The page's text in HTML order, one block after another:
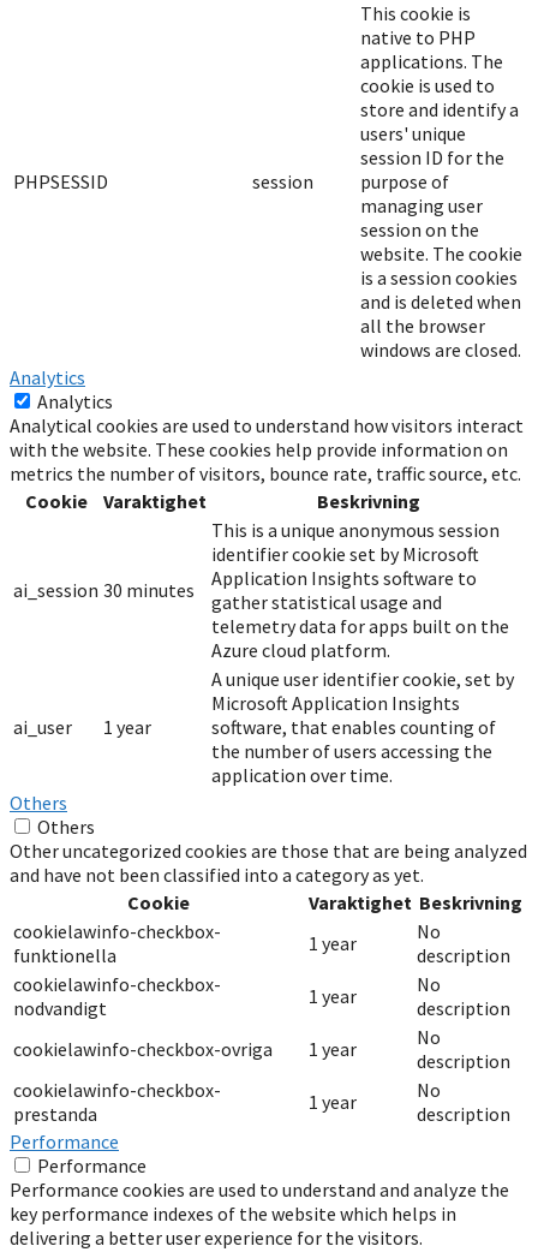
PHPSESSID session
This cookie is
native to PHP
applications. The
cookie is used to
store and identify a
users' unique
session ID for the
purpose of
managing user
session on the
website. The cookie
is a session cookies
and is deleted when
all the browser
windows are closed.
Analytics
Analytics
Analytical cookies are used to understand how visitors interact
with the website. These cookies help provide information on
metrics the number of visitors, bounce rate, traffic source, etc.
Cookie
Varaktighet Beskrivning
ai_session 30 minutes
This is a unique anonymous session
identifier cookie set by Microsoft
Application Insights software to
gather statistical usage and
telemetry data for apps built on the
Azure cloud platform.
ai_user 1 year
A unique user identifier cookie, set by
Microsoft Application Insights
software, that enables counting of
the number of users accessing the
application over time.
Others
Others
Other uncategorized cookies are those that are being analyzed
and have not been classified into a category as yet.
Cookie
Varaktighet Beskrivning
cookielawinfo-checkbox-
funktionella
1 year
No
description
cookielawinfo-checkbox-
nodvandigt
1 year
No
description
cookielawinfo-checkbox-ovriga
1 year
No
description
cookielawinfo-checkbox-
prestanda
1 year
No
description
Performance
Performance
Performance cookies are used to understand and analyze the
key performance indexes of the website which helps in
delivering a better user experience for the visitors.